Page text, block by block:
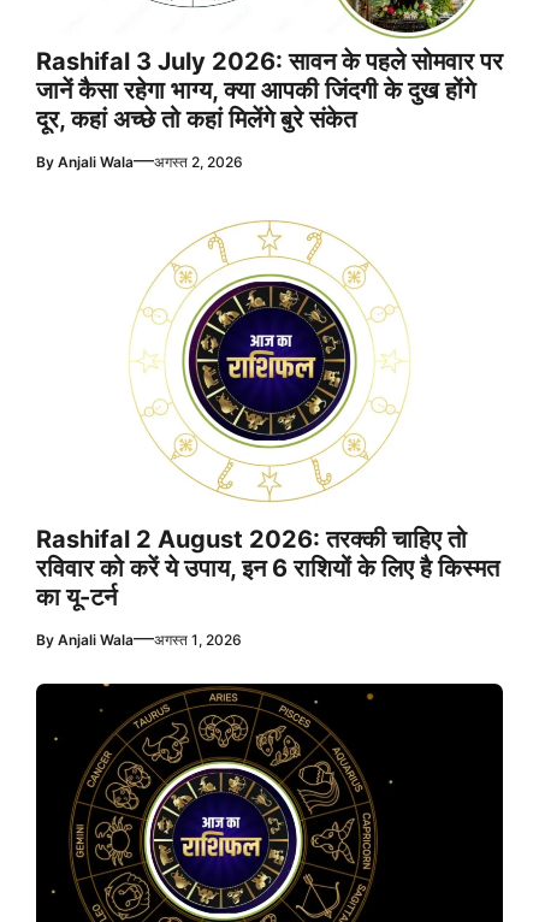
Rashifal 3 July 2026: सावन के पहले सोमवार पर
जानें कैसा रहेगा भाग्य, क्या आपकी जिंदगी के दुख होंगे
दूर, कहां अच्छे तो कहां मिलेंगे बुरे संकेत
By Anjali Wala—अगस्त 2, 2026
Rashifal 2 August 2026: तरक्की चाहिए तो
रविवार को करें ये उपाय, इन 6 राशियों के लिए है किस्मत
का यू-टर्न
By Anjali Wala—अगस्त 1, 2026